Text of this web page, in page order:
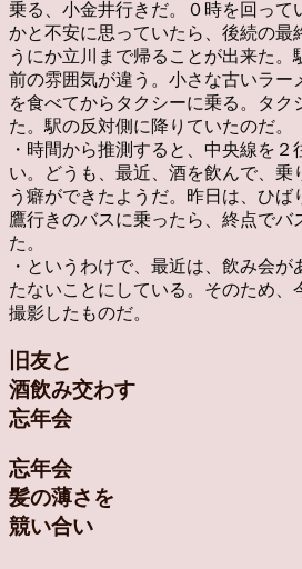
乗る、小金井行きだ。０時を回って
かと不安に思っていたら、後続の最
うにか立川まで帰ることが出来た。
前の雰囲気が違う。小さな古いラー
を食べてからタクシーに乗る。タク
た。駅の反対側に降りていたのだ。
・時間から推測すると、中央線を２
い。どうも、最近、酒を飲んで、乗
う癖ができたようだ。昨日は、ひば
鷹行きのバスに乗ったら、終点でバ
た。
・というわけで、最近は、飲み会
たないことにしている。そのため、
撮影したものだ。
旧友と
酒飲み交わす
忘年会
忘年会
髪の薄さを
競い合い